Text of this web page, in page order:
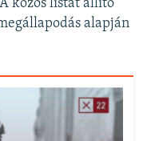
közös listát állító
alapján